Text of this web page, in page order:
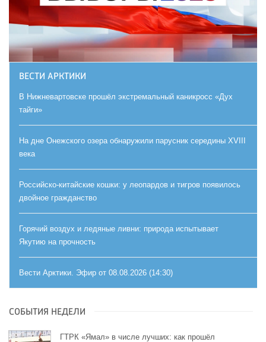
ВЕСТИ АРКТИКИ
В Нижневартовске прошёл экстремальный каникросс «Дух
тайги»
На дне Онежского озера обнаружили парусник середины XVIII
века
Российско-китайские кошки: у леопардов и тигров появилось
двойное гражданство
Горячий воздух и ледяные ливни: природа испытывает
Якутию на прочность
Вести Арктики. Эфир от 08.08.2026 (14:30)
СОБЫТИЯ НЕДЕЛИ
ГТРК «Ямал» в числе лучших: как прошёл